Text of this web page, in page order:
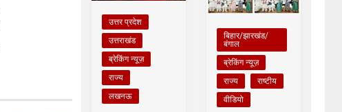
उत्तर प्रदेश
उत्तराखंड
ब्रेकिंग न्यूज़
राज्य
लखनऊ
बिहार/झारखंड/
बंगाल
ब्रेकिंग न्यूज़
राज्य
राष्टीय
वीडियो